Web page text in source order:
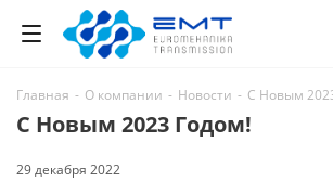
Главная - О компании - Новости - С Новым
С Новым 2023 Годом!
29 декабря 2022